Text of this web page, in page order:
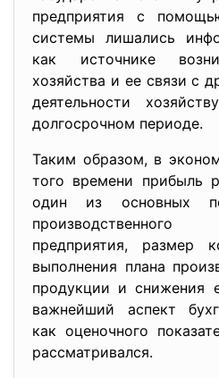
предприятия с
системы лишались
как источнике
хозяйства и ее связи с
деятельности
долгосрочном периоде.
Таким образом, в
того времени прибыль
один из основных
предприятия, размер
выполнения плана
продукции и снижения
важнейший аспект
как оценочного
рассматривался.